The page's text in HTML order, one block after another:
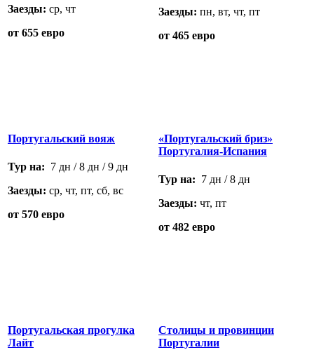
Заезды: ср, чт
от 655 евро
Заезды: пн, вт, чт, пт
от 465 евро
Португальский вояж
Тур на: 7 дн / 8 дн / 9 дн
Заезды: ср, чт, пт, сб, вс
от 570 евро
«Португальский бриз»
Португалия-Испания
Тур на: 7 дн / 8 дн
Заезды: чт, пт
от 482 евро
Португальская прогулка
Лайт
Столицы и провинции
Португалии